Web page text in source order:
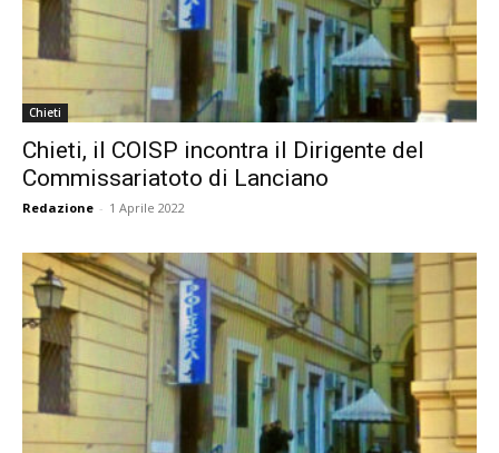
Chieti
Chieti, il COISP incontra il Dirigente del
Commissariatoto di Lanciano
Redazione - 1 Aprile 2022